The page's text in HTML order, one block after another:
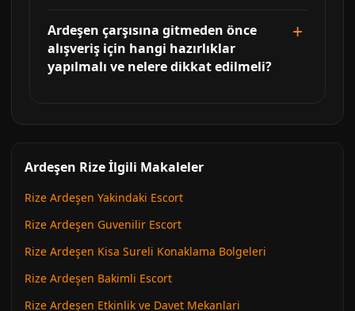
Ardeşen çarşısına gitmeden önce
alışveriş için hangi hazırlıklar
yapılmalı ve nelere dikkat edilmeli?
Ardeşen Rize İlgili Makaleler
Rize Ardeşen Yakindaki Escort
Rize Ardeşen Guvenilir Escort
Rize Ardeşen Kisa Sureli Konaklama Bolgeleri
Rize Ardeşen Bakimli Escort
Rize Ardeşen Etkinlik ve Davet Mekanlari